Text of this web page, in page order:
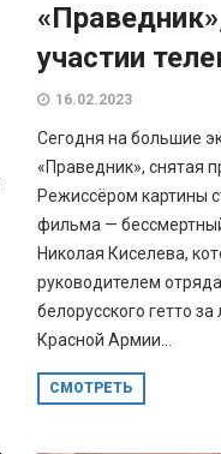
участии
16.02.2023
Сегодня на большие
«Праведник», снятая
Режиссёром картины
фильма —
Николая Киселева,
руководителем
белорусского гетто
Красной Армии...
СМОТРЕТЬ